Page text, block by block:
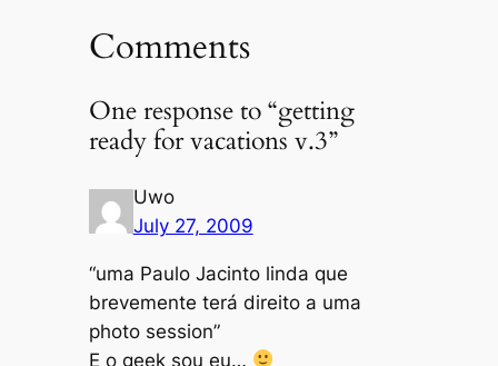
Comments
One response to “getting
ready for vacations v.3”
Uwo
July 27, 2009
“uma Paulo Jacinto linda que
brevemente terá direito a uma
photo session”
E o geek sou eu…